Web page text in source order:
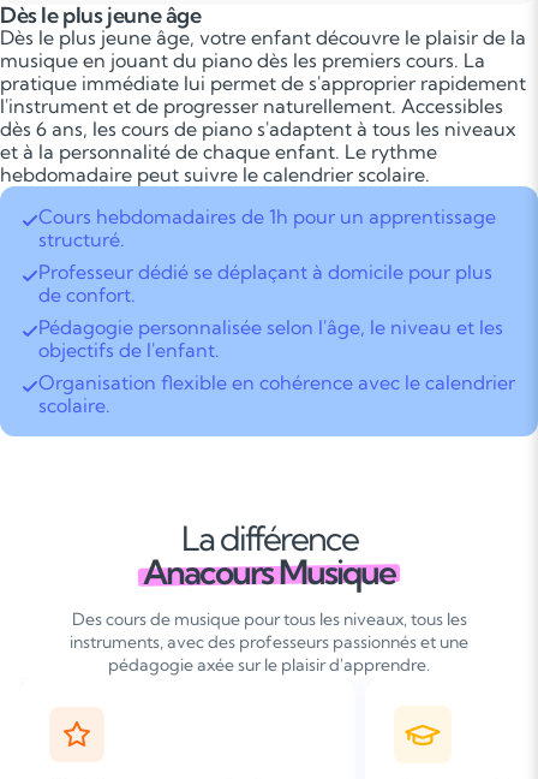
Dès le plus jeune âge
Dès le plus jeune âge, votre enfant découvre le plaisir de la
musique en jouant du piano dès les premiers cours. La
pratique immédiate lui permet de s'approprier rapidement
l'instrument et de progresser naturellement. Accessibles
dès 6 ans, les cours de piano s'adaptent à tous les niveaux
et à la personnalité de chaque enfant. Le rythme
hebdomadaire peut suivre le calendrier scolaire.
Cours hebdomadaires de 1h pour un apprentissage
structuré.
Professeur dédié se déplaçant à domicile pour plus
de confort.
Pédagogie personnalisée selon l'âge, le niveau et les
objectifs de l'enfant.
Organisation flexible en cohérence avec le calendrier
scolaire.
La différence
Anacours Musique
Des cours de musique pour tous les niveaux, tous les
instruments, avec des professeurs passionnés et une
pédagogie axée sur le plaisir d'apprendre.